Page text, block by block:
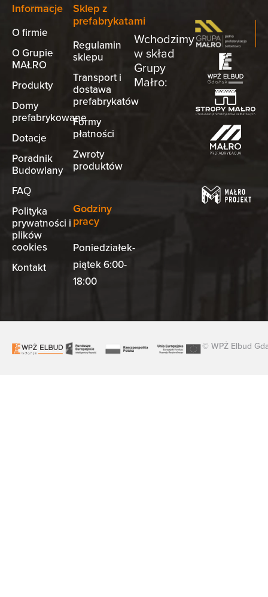
Informacje
O firmie
O Grupie
MAŁRO
Produkty
Domy
prefabrykowane
Dotacje
Poradnik
Budowlany
FAQ
Polityka
prywatności i
plików
cookies
Kontakt
Sklep z
prefabrykatami
Regulamin
sklepu
Transport i
dostawa
prefabrykatów
Formy
płatności
Zwroty
produktów
Godziny
pracy
Poniedziałek-
piątek 6:00-
18:00
Wchodzimy
w skład
Grupy
Małro:
© WPŻ Elbud